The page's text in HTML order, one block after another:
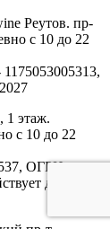
Реутов. пр-
с 10 до 22
1 этаж.
с 10 до 22
ОГРН -
до